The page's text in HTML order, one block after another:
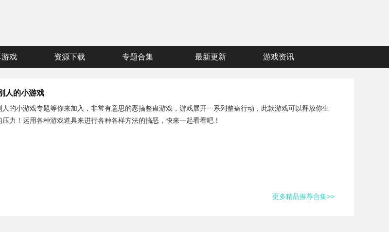
戏 资源下载 专题合集 最新更新 游戏资讯
人的小游戏
人的小游戏专题等你来加入，非常有意思的恶搞整蛊游戏，游戏展开一系列整蛊行动，此款游戏可以释放你生
压力！运用各种游戏道具来进行各种各样方法的搞恶，快来一起看看吧！
更多精品推荐合集>>